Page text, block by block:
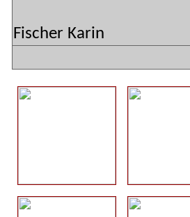
Fischer Karin